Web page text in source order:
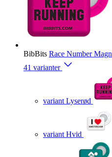
BibBits Race Number
41 varianter
variant Lyserød
variant Hvid